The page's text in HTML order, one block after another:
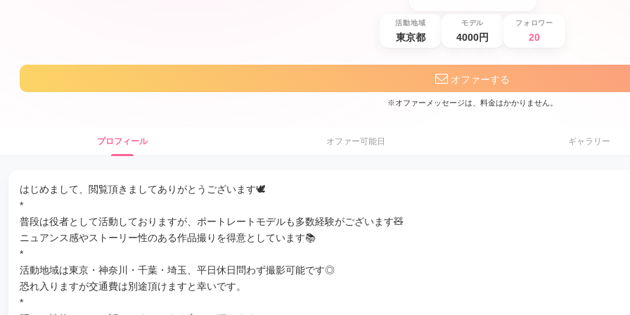
活動地域
東京都
モデル
4000円
フォロワー
20
オファーする
※オファーメッセージは、料金はかかりません。
プロフィール オファー可能日 ギャラリー
はじめまして、閲覧頂きましてありがとうございます🕊
*
普段は役者として活動しておりますが、ポートレートモデルも多数経験がございます🧸
ニュアンス感やストーリー性のある作品撮りを得意としています📚
*
活動地域は東京・神奈川・千葉・埼玉、平日休日問わず撮影可能です◎
恐れ入りますが交通費は別途頂けますと幸いです。
*